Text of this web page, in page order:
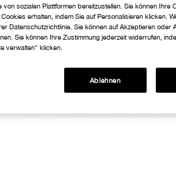
sozialen Plattformen bereitzustellen. Sie können Ihre
erhalten, indem Sie auf Personalisieren klicken.
Datenschutzrichtlinie. Sie können auf Akzeptieren oder
Sie können Ihre Zustimmung jederzeit widerrufen,
verwalten" klicken.
Ablehnen